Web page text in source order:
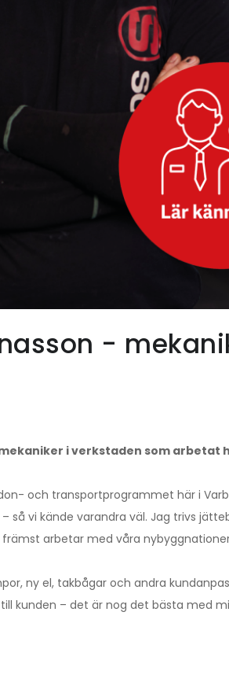
-
i verkstaden som arbetat
och transportprogrammet här i
så vi kände varandra väl. Jag trivs
arbetar med våra
ny el, takbågar och andra
kunden – det är nog det bästa med